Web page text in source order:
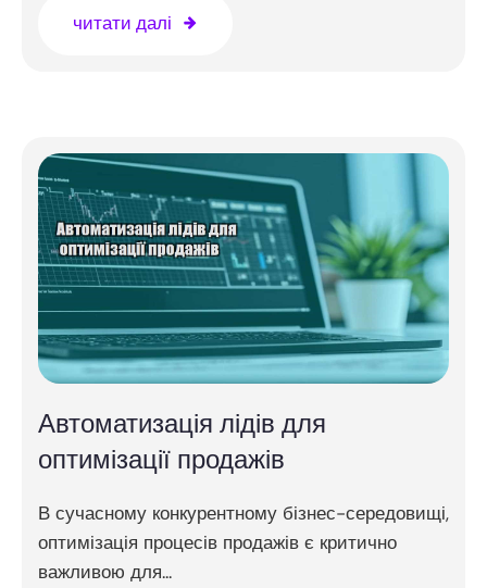
читати далі
Автоматизація лідів для
оптимізації продажів
В сучасному конкурентному бізнес-середовищі,
оптимізація процесів продажів є критично
важливою для...